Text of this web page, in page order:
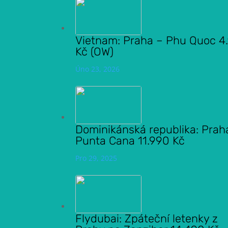
Vietnam: Praha – Phu Quoc
Kč (OW)
Úno 23, 2026
Dominikánská republika:
Punta Cana 11.990 Kč
Pro 29, 2025
Flydubai: Zpáteční letenky z